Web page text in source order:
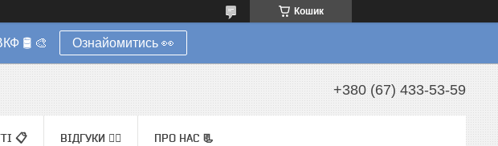
Кошик
🛢️ 🎨 Ознайомитись 👀
+380 (67) 433-53-59
📋 ВІДГУКИ ✍🏼 ПРО НАС 📃